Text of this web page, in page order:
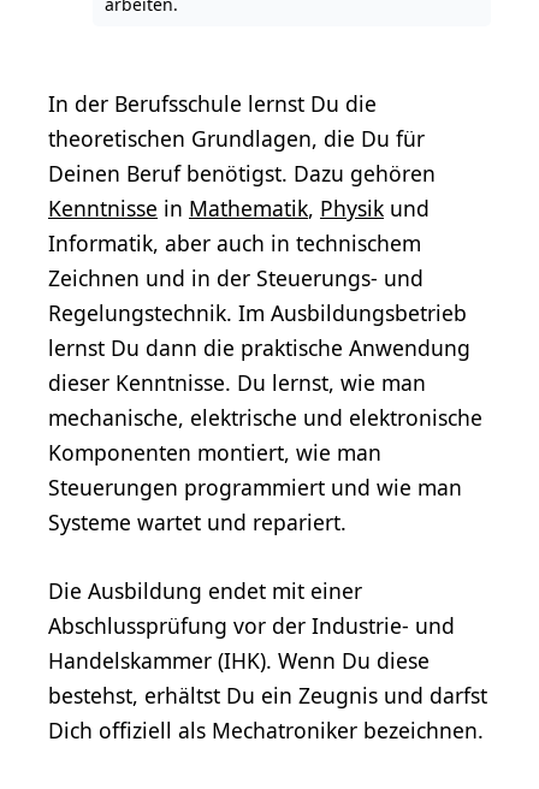
In der Berufsschule lernst Du die
theoretischen Grundlagen, die Du für
Deinen Beruf benötigst. Dazu gehören
Kenntnisse in Mathematik, Physik und
Informatik, aber auch in technischem
Zeichnen und in der Steuerungs- und
Regelungstechnik. Im Ausbildungsbetrieb
lernst Du dann die praktische Anwendung
dieser Kenntnisse. Du lernst, wie man
mechanische, elektrische und elektronische
Komponenten montiert, wie man
Steuerungen programmiert und wie man
Systeme wartet und repariert.
Die Ausbildung endet mit einer
Abschlussprüfung vor der Industrie- und
Handelskammer (IHK). Wenn Du diese
bestehst, erhältst Du ein Zeugnis und darfst
Dich offiziell als Mechatroniker bezeichnen.